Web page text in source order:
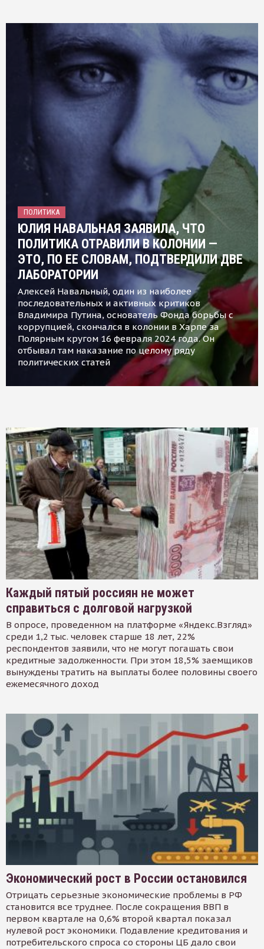
ПОЛИТИКА
ЮЛИЯ НАВАЛЬНАЯ ЗАЯВИЛА, ЧТО
ПОЛИТИКА ОТРАВИЛИ В КОЛОНИИ —
ЭТО, ПО ЕЕ СЛОВАМ, ПОДТВЕРДИЛИ ДВЕ
ЛАБОРАТОРИИ
Алексей Навальный, один из наиболее
последовательных и активных критиков
Владимира Путина, основатель Фонда борьбы с
коррупцией, скончался в колонии в Харпе за
Полярным кругом 16 февраля 2024 года. Он
отбывал там наказание по целому ряду
политических статей
Каждый пятый россиян не может
справиться с долговой нагрузкой
В опросе, проведенном на платформе «Яндекс.Взгляд»
среди 1,2 тыс. человек старше 18 лет, 22%
респондентов заявили, что не могут погашать свои
кредитные задолженности. При этом 18,5% заемщиков
вынуждены тратить на выплаты более половины своего
ежемесячного доход
Экономический рост в России остановился
Отрицать серьезные экономические проблемы в РФ
становится все труднее. После сокращения ВВП в
первом квартале на 0,6% второй квартал показал
нулевой рост экономики. Подавление кредитования и
потребительского спроса со стороны ЦБ дало свои